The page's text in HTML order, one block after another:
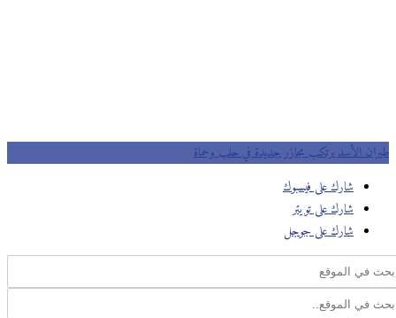
الأسد يرتكب مجازر جديدة في حلب وحماة
شارك على فيسبوك
شارك على تويتر
شارك على جوجل